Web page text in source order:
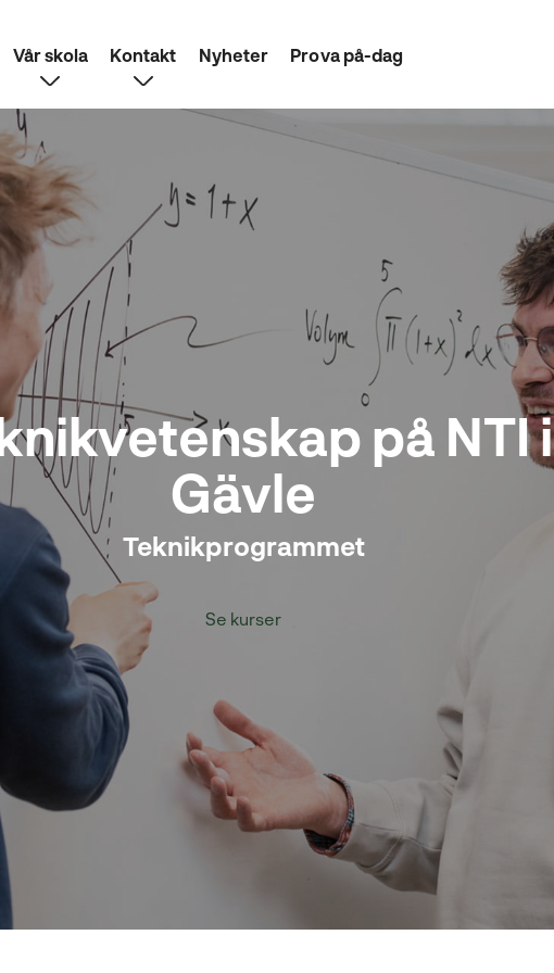
Vår skola
Kontakt Nyheter Prova på-dag
på NTI i
Gävle
Teknikprogrammet
Se kurser